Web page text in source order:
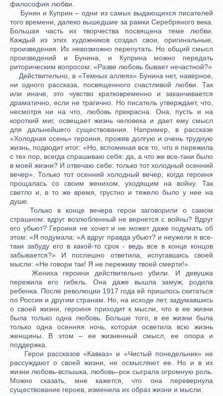
философия любви.
Бунин и Куприн – одни из самых выдающихся писателей
того времени, далеко вышедшие за рамки Серебряного века.
Большая часть их творчества посвящена теме любви.
Каждый из этих художников создал свои, оригинальные,
произведения. Их невозможно перепутать. Но общий смысл
произведений и Бунина, и Куприна можно передать
риторическим вопросом: «Разве любовь бывает нечастной?»
Действительно, в «Темных аллеях» Бунина нет, наверное,
ни одного рассказа, посвященного счастливой любви. Так
или иначе, это чувство кратковременно и заканчивается
драматично, если не трагично. Но писатель утверждает, что,
несмотря ни на что, любовь прекрасна. Она, пусть и на
короткий миг, освещает жизнь человека и дает ему смысл
для дальнейшего существования. Например, в рассказе
«Холодная осень» героиня, прожив долгую и очень трудную
жизнь, подводит итог: «Но, вспоминая все то, что я пережила
с тех пор, всегда спрашиваю себя: да, а что же все-таки было
в моей жизни? И отвечаю себе: только тот холодный осенний
вечер». Только тот осенний холодный вечер, когда героиня
прощалась со своим женихом, уходящим на войну. Так
светло и, в то же время, грустно и тяжело было у нее на
душе.
Только в конце вечера герои заговорили о самом
страшном: вдруг возлюбленный не вернется с войны? Вдруг
его убьют? Героиня не хочет и не может даже подумать об
этом: «Я подумала: «А вдруг правда убьют? и неужели я все-
таки забуду его в какой-то срок - ведь все в конце концов
забывается?» И поспешно ответила, испугавшись своей
мысли: «Не говори так! Я не переживу твоей смерти!»
Жениха героини действительно убили. И девушка
пережила его гибель. Она даже вышла замуж, родила
ребенка. После революции 1917 года ей пришлось скитаться
по России и другим странам. Но, на исходе лет, задумавшись
о своей жизни, героиня приходит к мысли, что в ее жизни
была только одна любовь. Больше того, в ее жизни была
только одна осенняя ночь, которая осветила всю жизнь
женщины. В этом – ее жизненный смысл, ее опора и
поддержка.
Герои рассказов «Кавказ» и «Чистый понедельник» не
рассуждают о своей жизни, не осмысляют ее. Но и в их
жизни любовь-вспышка, любовь–рок сыграла огромную роль.
Можно сказать, мне кажется, что она перевернула
существование героев, изменила их образ жизни и мысли.